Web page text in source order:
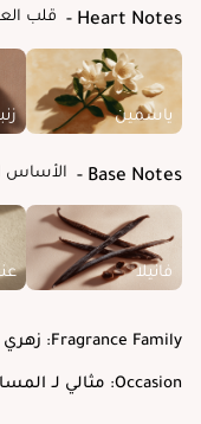
Heart Notes قلب
ياسمين
Base Notes الأساس
فانيلا
Fragrance Family:
Occasion: مثالي لـ